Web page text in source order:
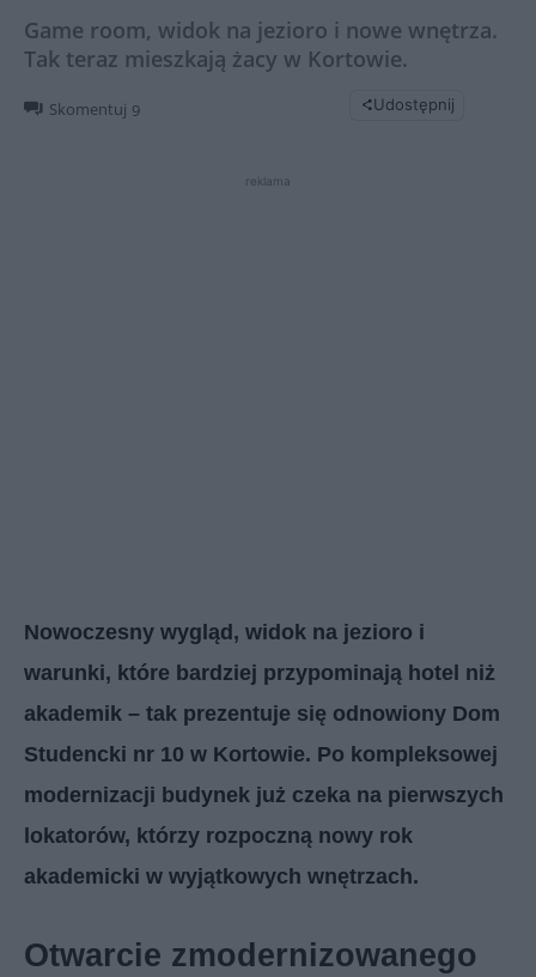
Game room, widok na jezioro i nowe wnętrza.
Tak teraz mieszkają żacy w Kortowie.
Skomentuj 9 Udostępnij
reklama
Nowoczesny wygląd, widok na jezioro i
warunki, które bardziej przypominają hotel niż
akademik – tak prezentuje się odnowiony Dom
Studencki nr 10 w Kortowie. Po kompleksowej
modernizacji budynek już czeka na pierwszych
lokatorów, którzy rozpoczną nowy rok
akademicki w wyjątkowych wnętrzach.
Otwarcie zmodernizowanego